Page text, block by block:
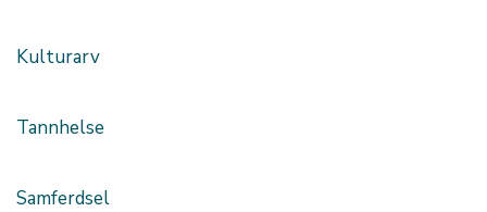
Kulturarv
Tannhelse
Samferdsel